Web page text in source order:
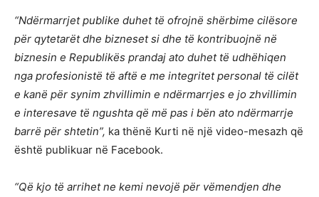
“Ndërmarrjet publike duhet të ofrojnë shërbime cilësore
për qytetarët dhe bizneset si dhe të kontribuojnë në
biznesin e Republikës prandaj ato duhet të udhëhiqen
nga profesionistë të aftë e me integritet personal të cilët
e kanë për synim zhvillimin e ndërmarrjes e jo zhvillimin
e interesave të ngushta që më pas i bën ato ndërmarrje
barrë për shtetin”, ka thënë Kurti në një video-mesazh që
është publikuar në Facebook.
“Që kjo të arrihet ne kemi nevojë për vëmendjen dhe